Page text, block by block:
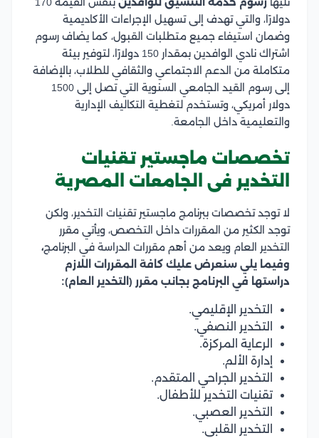
دولارًا، والتي تهدف إلى تسهيل الإجراءات الأكاديمية
وضمان استيفاء جميع متطلبات القبول، كما يضاف رسوم
اشتراك نادي الوافدين بمقدار 150 دولارًا، لتوفير بيئة
متكاملة من الدعم الاجتماعي والثقافي للطلاب، بالإضافة
إلى رسوم القيد الجامعي السنوية التي تصل إلى 1500
دولار أمريكي، وتستخدم لتغطية التكاليف الإدارية
والتعليمية داخل الجامعة.
تخصصات ماجستير تقنيات
التخدير فى الجامعات المصرية
لا توجد تخصصات ببرنامج ماجستير تقنيات التخدير، ولكن
توجد الكثير من المقررات داخل التخصص، ويأتي مقرر
التخدير العام ويعد من أهم مقررات الدراسة في البرنامج،
وفيما يلي سنعرض عليك كافة المقررات اللازم
دراستها في البرنامج بجانب مقرر (التخدير العام):
التخدير الإقليمي.
التخدير النصفي.
الرعاية المركزة.
إدارة الألم.
التخدير الجراحي المتقدم.
تقنيات التخدير للأطفال.
التخدير العصبي.
التخدير القلبي.